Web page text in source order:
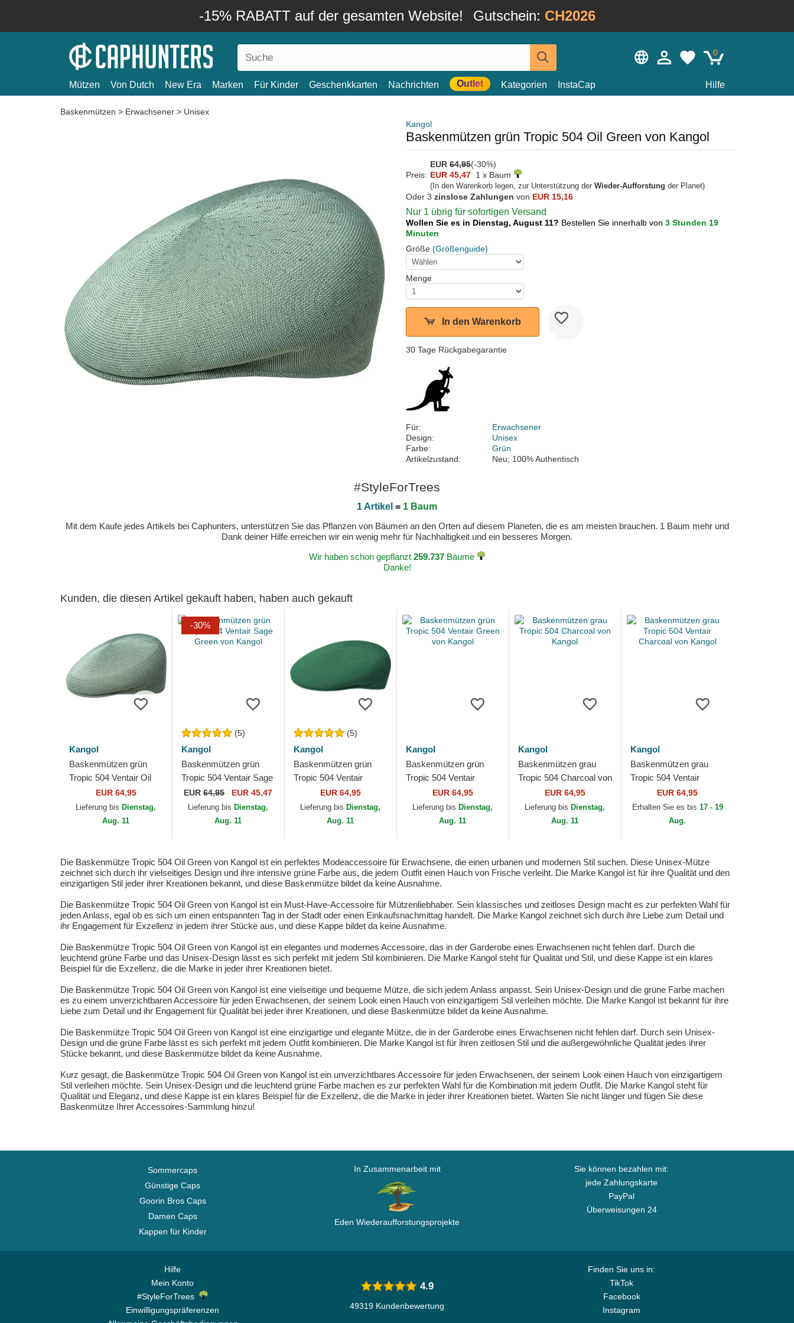
-15% RABATT auf der gesamten Website! Gutschein: CH2026
0
Mützen Von Dutch New Era Marken Für Kinder Geschenkkarten Nachrichten Outlet Kategorien InstaCap Hilfe
Baskenmützen > Erwachsener > Unisex
Kangol
Baskenmützen grün Tropic 504 Oil Green von Kangol
EUR 64,95(-30%)
Preis: EUR 45,47 1 x Baum
(In den Warenkorb legen, zur Unterstützung der Wieder-Aufforstung der Planet)
Oder 3 zinslose Zahlungen von EUR 15,16
Nur 1 übrig für sofortigen Versand
Wollen Sie es in Dienstag, August 11? Bestellen Sie innerhalb von 3 Stunden 19
Minuten
Größe (Größenguide)
Menge
In den Warenkorb
30 Tage Rückgabegarantie
Für:
Erwachsener
Design:
Unisex
Farbe:
Grün
Artikelzustand:
Neu; 100% Authentisch
#StyleForTrees
1 Artikel = 1 Baum
Mit dem Kaufe jedes Artikels bei Caphunters, unterstützen Sie das Pflanzen von Bäumen an den Orten auf diesem Planeten, die es am meisten brauchen. 1 Baum mehr und
Dank deiner Hilfe erreichen wir ein wenig mehr für Nachhaltigkeit und ein besseres Morgen.
Wir haben schon gepflanzt 259.737Bäume
Danke!
Kunden, die diesen Artikel gekauft haben, haben auch gekauft
Kangol
Baskenmützen grün
Tropic 504 Ventair Oil
Green von Kangol
EUR 64,95
Lieferung bis Dienstag,
Aug. 11
-30%
(5)
Kangol
Baskenmützen grün
Tropic 504 Ventair Sage
Green von Kangol
EUR64,95 EUR 45,47
Lieferung bis Dienstag,
Aug. 11
(5)
Kangol
Baskenmützen grün
Tropic 504 Ventair
Masters Green von
Kangol
EUR 64,95
Lieferung bis Dienstag,
Aug. 11
Kangol
Baskenmützen grün
Tropic 504 Ventair
Green von Kangol
EUR 64,95
Lieferung bis Dienstag,
Aug. 11
Kangol
Baskenmützen grau
Tropic 504 Charcoal von
EUR 64,95
Lieferung bis Dienstag,
Aug. 11
Kangol
Baskenmützen grau
Tropic 504 Ventair
Charcoal von Kangol
EUR 64,95
Erhalten Sie es bis 17 - 19
Aug.
Die Baskenmütze Tropic 504 Oil Green von Kangol ist ein perfektes Modeaccessoire für Erwachsene, die einen urbanen und modernen Stil suchen. Diese Unisex-Mütze
zeichnet sich durch ihr vielseitiges Design und ihre intensive grüne Farbe aus, die jedem Outfit einen Hauch von Frische verleiht. Die Marke Kangol ist für ihre Qualität und den
einzigartigen Stil jeder ihrer Kreationen bekannt, und diese Baskenmütze bildet da keine Ausnahme.
Die Baskenmütze Tropic 504 Oil Green von Kangol ist ein Must-Have-Accessoire für Mützenliebhaber. Sein klassisches und zeitloses Design macht es zur perfekten Wahl für
jeden Anlass, egal ob es sich um einen entspannten Tag in der Stadt oder einen Einkaufsnachmittag handelt. Die Marke Kangol zeichnet sich durch ihre Liebe zum Detail und
ihr Engagement für Exzellenz in jedem ihrer Stücke aus, und diese Kappe bildet da keine Ausnahme.
Die Baskenmütze Tropic 504 Oil Green von Kangol ist ein elegantes und modernes Accessoire, das in der Garderobe eines Erwachsenen nicht fehlen darf. Durch die
leuchtend grüne Farbe und das Unisex-Design lässt es sich perfekt mit jedem Stil kombinieren. Die Marke Kangol steht für Qualität und Stil, und diese Kappe ist ein klares
Beispiel für die Exzellenz, die die Marke in jeder ihrer Kreationen bietet.
Die Baskenmütze Tropic 504 Oil Green von Kangol ist eine vielseitige und bequeme Mütze, die sich jedem Anlass anpasst. Sein Unisex-Design und die grüne Farbe machen
es zu einem unverzichtbaren Accessoire für jeden Erwachsenen, der seinem Look einen Hauch von einzigartigem Stil verleihen möchte. Die Marke Kangol ist bekannt für ihre
Liebe zum Detail und ihr Engagement für Qualität bei jeder ihrer Kreationen, und diese Baskenmütze bildet da keine Ausnahme.
Die Baskenmütze Tropic 504 Oil Green von Kangol ist eine einzigartige und elegante Mütze, die in der Garderobe eines Erwachsenen nicht fehlen darf. Durch sein Unisex-
Design und die grüne Farbe lässt es sich perfekt mit jedem Outfit kombinieren. Die Marke Kangol ist für ihren zeitlosen Stil und die außergewöhnliche Qualität jedes ihrer
Stücke bekannt, und diese Baskenmütze bildet da keine Ausnahme.
Kurz gesagt, die Baskenmütze Tropic 504 Oil Green von Kangol ist ein unverzichtbares Accessoire für jeden Erwachsenen, der seinem Look einen Hauch von einzigartigem
Stil verleihen möchte. Sein Unisex-Design und die leuchtend grüne Farbe machen es zur perfekten Wahl für die Kombination mit jedem Outfit. Die Marke Kangol steht für
Qualität und Eleganz, und diese Kappe ist ein klares Beispiel für die Exzellenz, die die Marke in jeder ihrer Kreationen bietet. Warten Sie nicht länger und fügen Sie diese
Baskenmütze Ihrer Accessoires-Sammlung hinzu!
Sommercaps
Günstige Caps
Goorin Bros Caps
Damen Caps
Kappen für Kinder
In Zusammenarbeit mit
Eden Wiederaufforstungsprojekte
Sie können bezahlen mit:
jede Zahlungskarte
PayPal
Überweisungen 24
Hilfe
Mein Konto
#StyleForTrees
Einwilligungspräferenzen
Finden Sie uns in:
TikTok
Facebook
Instagram
4.9
49319 Kundenbewertung